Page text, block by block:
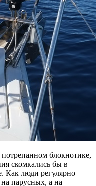
блокнотике,
скомкались бы в
Как люди регулярно
парусных, а на